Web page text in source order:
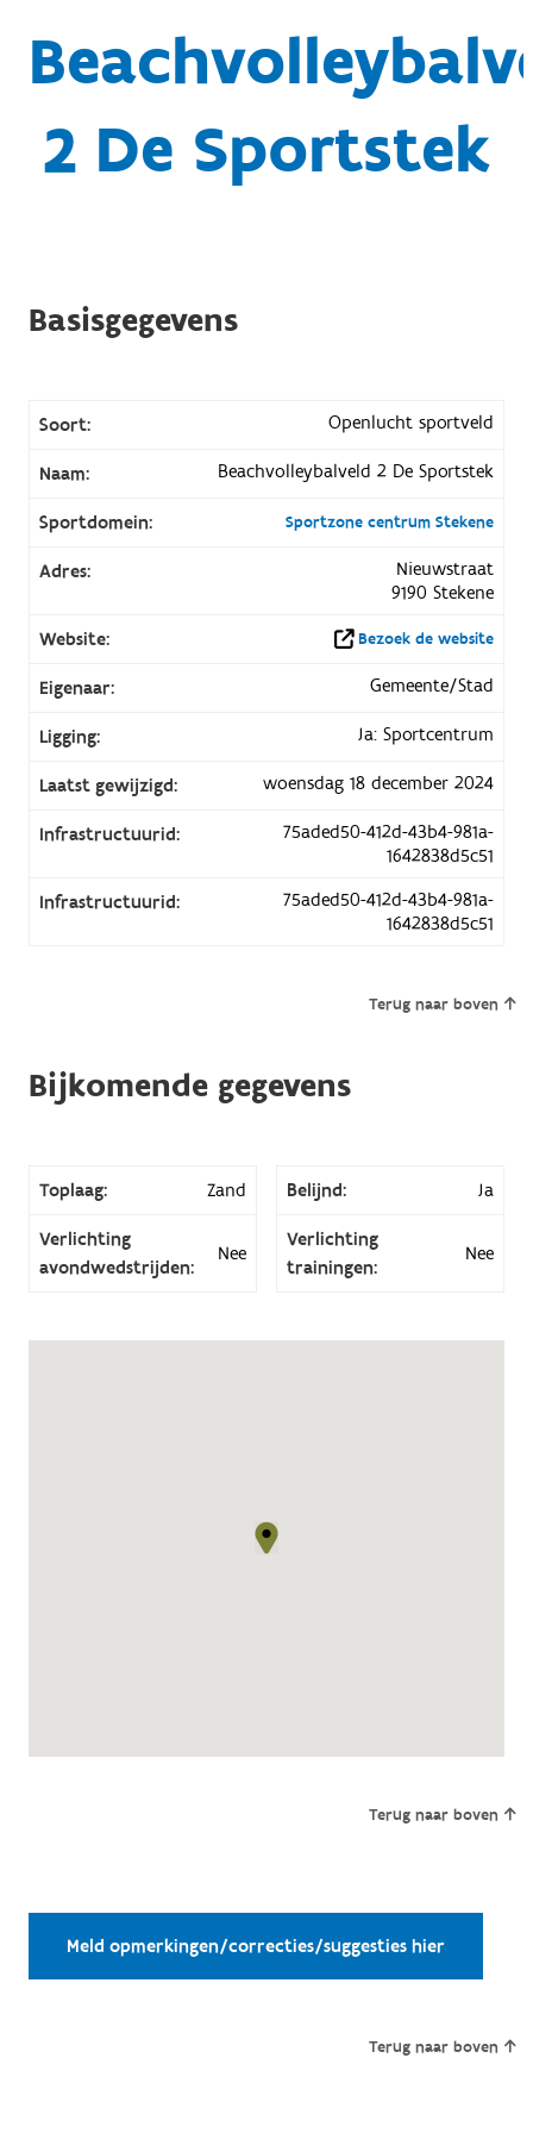
2 De Sportstek
Basisgegevens
Soort: Openlucht sportveld
Naam: Beachvolleybalveld 2 De Sportstek
Sportdomein: Sportzone centrum Stekene
Adres:
Nieuwstraat
9190 Stekene
Website:
Bezoek de website
Eigenaar: Gemeente/Stad
Ligging: Ja: Sportcentrum
Laatst gewijzigd: woensdag 18 december 2024
Infrastructuurid:
75aded50-412d-43b4-981a-
1642838d5c51
Infrastructuurid:
75aded50-412d-43b4-981a-
1642838d5c51
Terug naar boven
Bijkomende gegevens
Toplaag: Zand Belijnd: Ja
Verlichting
avondwedstrijden:
Nee
Verlichting
trainingen:
Nee
Terug naar boven
Meld opmerkingen/correcties/suggesties hier
Terug naar boven